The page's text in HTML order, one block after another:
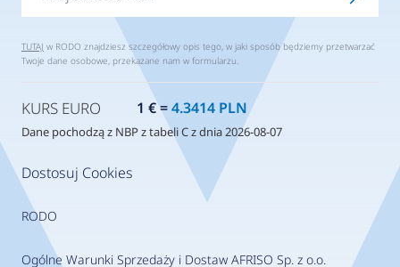
Dostosuj Cookies
RODO
Ogólne Warunki Sprzedaży i Dostaw AFRISO Sp. z o.o.
TUTAJ w RODO znajdziesz szczegółowy opis tego, w jaki sposób będziemy przetwarzać
Twoje dane osobowe, przekazane nam w formularzu.
KURS EURO 1 € =4.3414 PLN
Dane pochodzą z NBP z tabeli C z dnia 2026-08-07